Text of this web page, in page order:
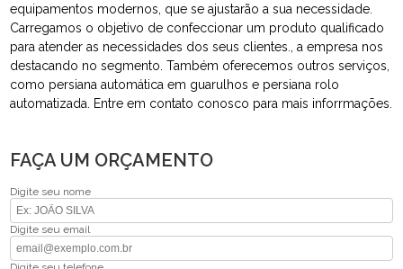
equipamentos modernos, que se ajustarão a sua necessidade.
Carregamos o objetivo de confeccionar um produto qualificado
para atender as necessidades dos seus clientes., a empresa nos
destacando no segmento. Também oferecemos outros serviços,
como persiana automática em guarulhos e persiana rolo
automatizada. Entre em contato conosco para mais inforrmações.
FAÇA UM ORÇAMENTO
Digite seu nome
Digite seu email